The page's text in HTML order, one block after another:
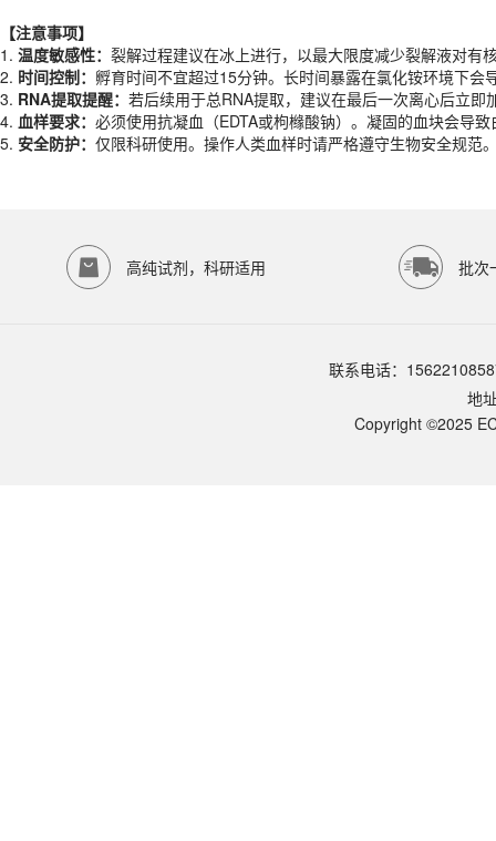
2.时间控制：
3. RNA提取提醒：若后续用于总RNA提取，建议在最后一次离心后立
4. 血样要求： 必须使用抗凝血（EDTA或枸橼酸钠）。凝固的血块会导
5. 安全防护：仅限科研使用。操作人类血样时请严格遵守生物安全规范。
产品规格
货期
现货
温保存，有效期 12 个月——氯化铵稳定，无需冷藏。长期建议：4℃
【注意事项】
1. 温度敏感性： 裂解过程建议在冰上进行，以最大限度减少裂解液对有
2. 时间控制： 孵育时间不宜超过15分钟。长时间暴露在氯化铵环境下会
3. RNA提取提醒： 若后续用于总RNA提取，建议在最后一次离心后立
4. 血样要求： 必须使用抗凝血（EDTA或枸橼酸钠）。凝固的血块会导
5. 安全防护： 仅限科研使用。操作人类血样时请严格遵守生物安全规范
高纯试剂，科研适用 批次
联系电话：
地
Copyright ©2025